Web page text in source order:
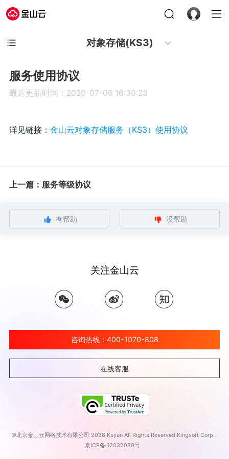
对象存储(KS3)
服务使用协议
最近更新时间：2020-07-06 16:30:23
详见链接： 金山云对象存储服务（KS3）使用协议
上一篇：服务等级协议
有帮助 没帮助
关注金山云
咨询热线：400-1070-808
在线客服
©北京金山云网络技术有限公司 2026 Ksyun All Rights Reserved Kingsoft Corp.
京ICP备 12032080号